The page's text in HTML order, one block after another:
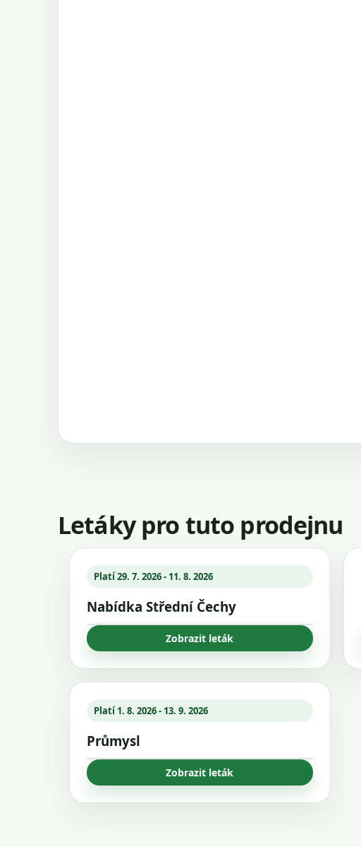
Letáky pro tuto prodejnu
Platí 29. 7. 2026 - 11. 8. 2026
Nabídka Střední Čechy
Zobrazit leták
Platí 1. 8. 2026 - 13. 9. 2026
Průmysl
Zobrazit leták